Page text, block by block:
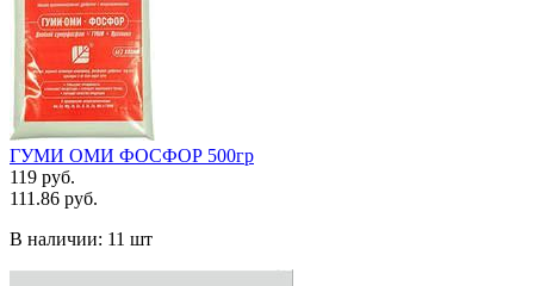
ГУМИ ОМИ ФОСФОР 500гр
119 руб.
111.86 руб.
В наличии: 11 шт